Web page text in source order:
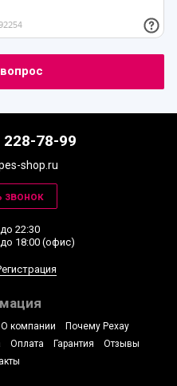
78-99
shop.ru
22:30
18:00 (офис)
О компании
Почему Рехау
Оплата Гарантия
Отзывы